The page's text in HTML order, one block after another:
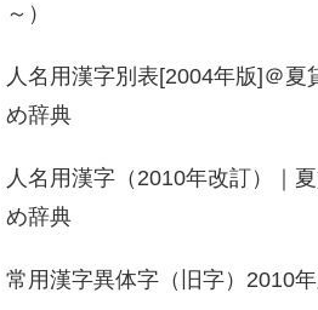
～）
人名用漢字別表[2004年版]＠夏
め辞典
人名用漢字（2010年改訂）｜
め辞典
常用漢字異体字（旧字）2010